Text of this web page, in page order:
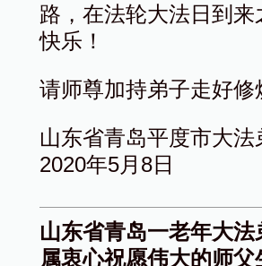
路，在法轮大法日到
快乐！
请师尊加持弟子走好
山东省青岛平度市大法
2020年5月8日
山东省青岛一老年大
属衷心祝愿伟大的师